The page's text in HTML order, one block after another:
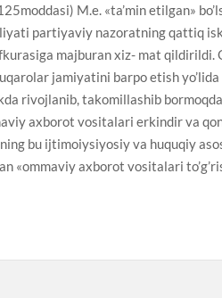
M.e. «ta’min etilgan»
partiyaviy nazoratning qattiq
majburan xiz- mat qildirildi.
jamiyatini barpo etish
rivojlanib, takomillashib
axborot vositalari erkindir va
bu ijtimoiysiyosiy va huquqiy
«ommaviy axborot vositalari